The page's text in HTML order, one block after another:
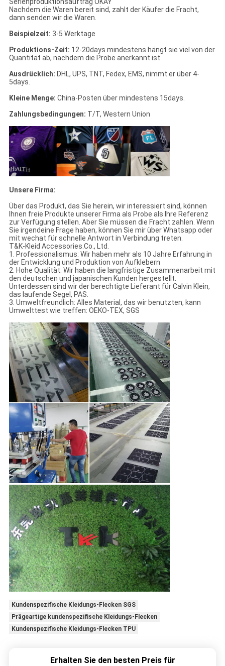
Serienproduktionsauftrag OKAY
Nachdem die Waren bereit sind, zahlt der Käufer die Fracht,
dann senden wir die Waren.
Beispielzeit: 3-5 Werktage
Produktions-Zeit: 12-20days mindestens hängt sie viel von der
Quantität ab, nachdem die Probe anerkannt ist.
Ausdrücklich: DHL, UPS, TNT, Fedex, EMS, nimmt er über 4-
5days.
Kleine Menge: China-Posten über mindestens 15days.
Zahlungsbedingungen: T/T, Western Union
Unsere Firma:
Über das Produkt, das Sie herein, wir interessiert sind, können
Ihnen freie Produkte unserer Firma als Probe als Ihre Referenz
zur Verfügung stellen. Aber Sie müssen die Fracht zahlen. Wenn
Sie irgendeine Frage haben, können Sie mir über Whatsapp oder
mit wechat für schnelle Antwort in Verbindung treten.
T&K-Kleid Accessories.Co., Ltd.
1. Professionalismus: Wir haben mehr als 10 Jahre Erfahrung in
der Entwicklung und Produktion von Aufklebern
2. Hohe Qualität: Wir haben die langfristige Zusammenarbeit mit
den deutschen und japanischen Kunden hergestellt.
Unterdessen sind wir der berechtigte Lieferant für Calvin Klein,
das laufende Segel, PAS.
3. Umweltfreundlich: Alles Material, das wir benutzten, kann
Umwelttest wie treffen: OEKO-TEX, SGS
Kundenspezifische Kleidungs-Flecken SGS
Prägeartige kundenspezifische Kleidungs-Flecken
Kundenspezifische Kleidungs-Flecken TPU
Erhalten Sie den besten Preis für